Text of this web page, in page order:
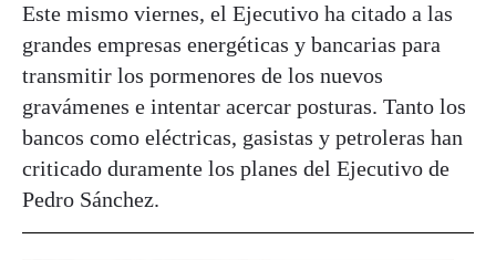
Este mismo viernes, el Ejecutivo ha citado a las
grandes empresas energéticas y bancarias para
transmitir los pormenores de los nuevos
gravámenes e intentar acercar posturas. Tanto los
bancos como eléctricas, gasistas y petroleras han
criticado duramente los planes del Ejecutivo de
Pedro Sánchez.